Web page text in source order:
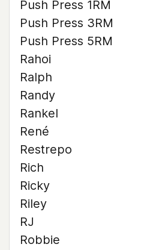
Push Press 1RM
Push Press 3RM
Push Press 5RM
Rahoi
Ralph
Randy
Rankel
René
Restrepo
Rich
Ricky
Riley
RJ
Robbie